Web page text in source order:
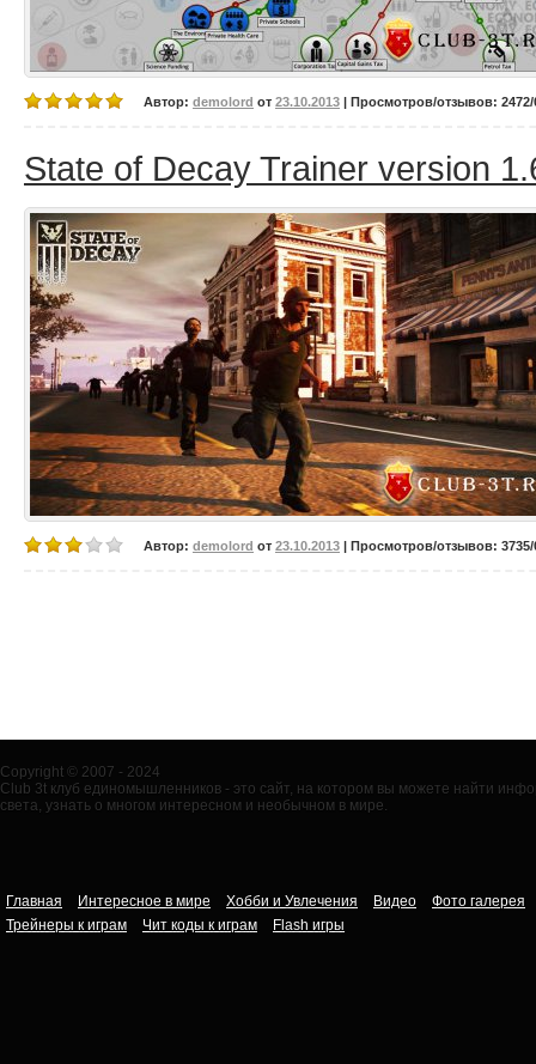
Автор: demolord от 23.10.2013 | Просмотров/отзывов: 2472/
State of Decay Trainer version
Автор: demolord от 23.10.2013 | Просмотров/отзывов: 3735/
Copyright © 2007 - 2024
Club 3t клуб единомышленников - это сайт, на котором вы можете найти
света, узнать о многом интересном и необычном в мире.
Главная Интересное в мире Хобби и Увлечения Видео
Фото галерея
Трейнеры к играм
Чит коды к играм Flash игры